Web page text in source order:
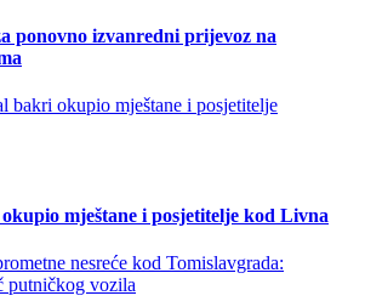
ponovno izvanredni prijevoz na
mještane i posjetitelje kod Livna